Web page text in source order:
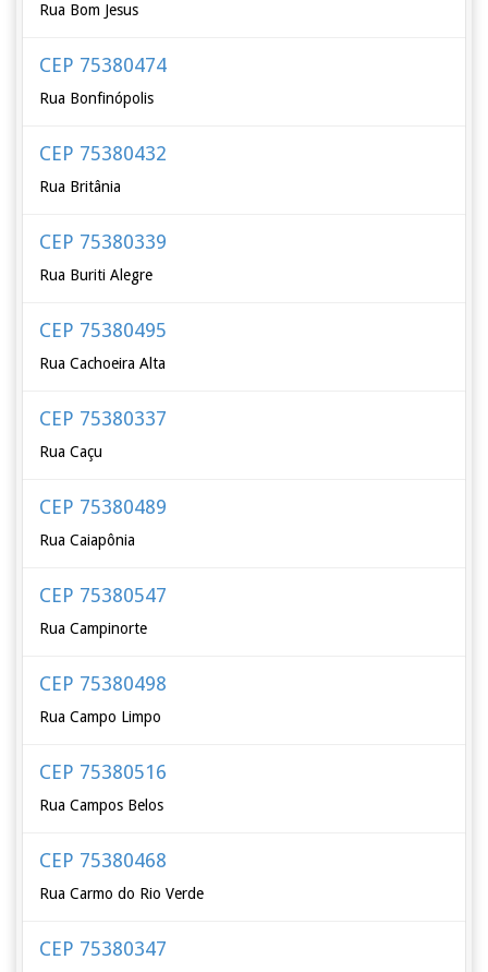
Rua Bom Jesus
CEP 75380474
Rua Bonfinópolis
CEP 75380432
Rua Britânia
CEP 75380339
Rua Buriti Alegre
CEP 75380495
Rua Cachoeira Alta
CEP 75380337
Rua Caçu
CEP 75380489
Rua Caiapônia
CEP 75380547
Rua Campinorte
CEP 75380498
Rua Campo Limpo
CEP 75380516
Rua Campos Belos
CEP 75380468
Rua Carmo do Rio Verde
CEP 75380347